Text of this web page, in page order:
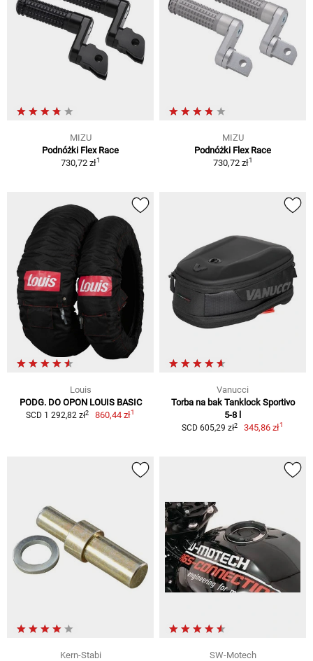
MIZU
Podnóżki Flex Race
730,72 zł1
MIZU
Podnóżki Flex Race
730,72 zł1
Louis
PODG. DO OPON LOUIS BASIC
SCD 1 292,82 zł2 860,44 zł1
Vanucci
Torba na bak Tanklock Sportivo
5-8 l
SCD 605,29 zł2 345,86 zł1
Kern-Stabi
SW-Motech